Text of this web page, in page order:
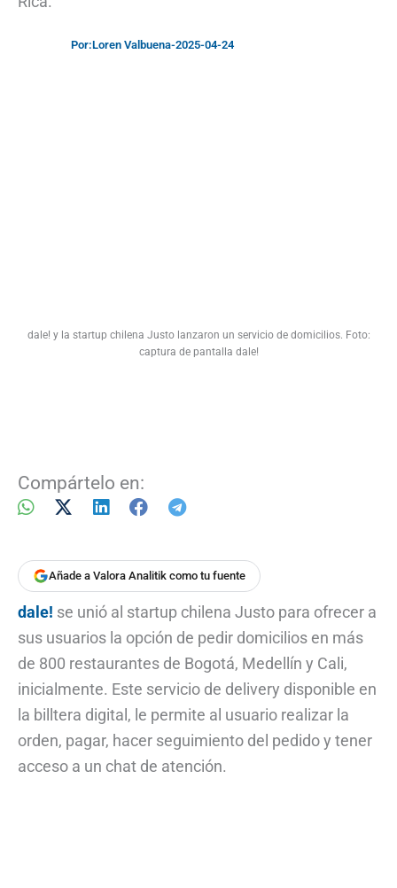
Por:Loren Valbuena-2025-04-24
dale! y la startup chilena Justo lanzaron un servicio de domicilios. Foto:
captura de pantalla dale!
Compártelo en:
Añade a Valora Analitik como tu fuente
dale! se unió al startup chilena Justo para ofrecer a
sus usuarios la opción de pedir domicilios en más
de 800 restaurantes de Bogotá, Medellín y Cali,
inicialmente. Este servicio de delivery disponible en
la billtera digital, le permite al usuario realizar la
orden, pagar, hacer seguimiento del pedido y tener
acceso a un chat de atención.